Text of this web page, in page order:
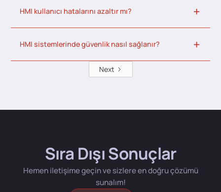
HMI kullanıcı hatalarını azaltır mı?
HMI sistemlerinde güvenlik nasıl sağlanır?
Next
Sıra Dışı Sonuçlar
Hemen iletişime geçin ve sizlere en doğru çözümü
sunalım!